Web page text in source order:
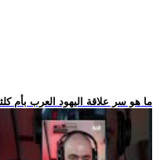
.. ما هو سر علاقة اليهود العرب بأم